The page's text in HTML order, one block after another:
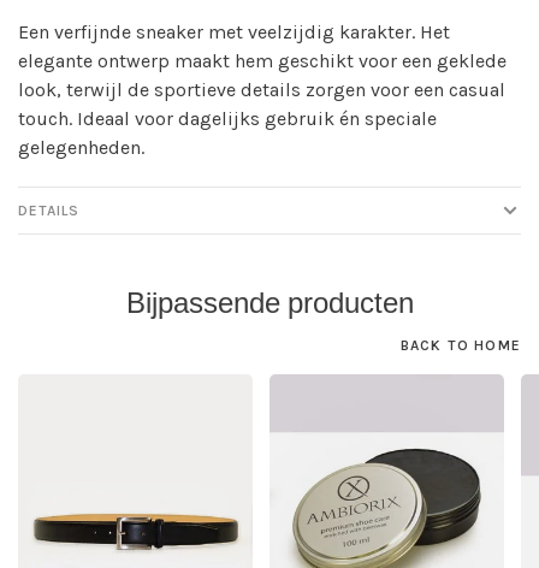
Een verfijnde sneaker met veelzijdig karakter. Het
elegante ontwerp maakt hem geschikt voor een geklede
look, terwijl de sportieve details zorgen voor een casual
touch. Ideaal voor dagelijks gebruik én speciale
gelegenheden.
DETAILS
Bijpassende producten
BACK TO HOME